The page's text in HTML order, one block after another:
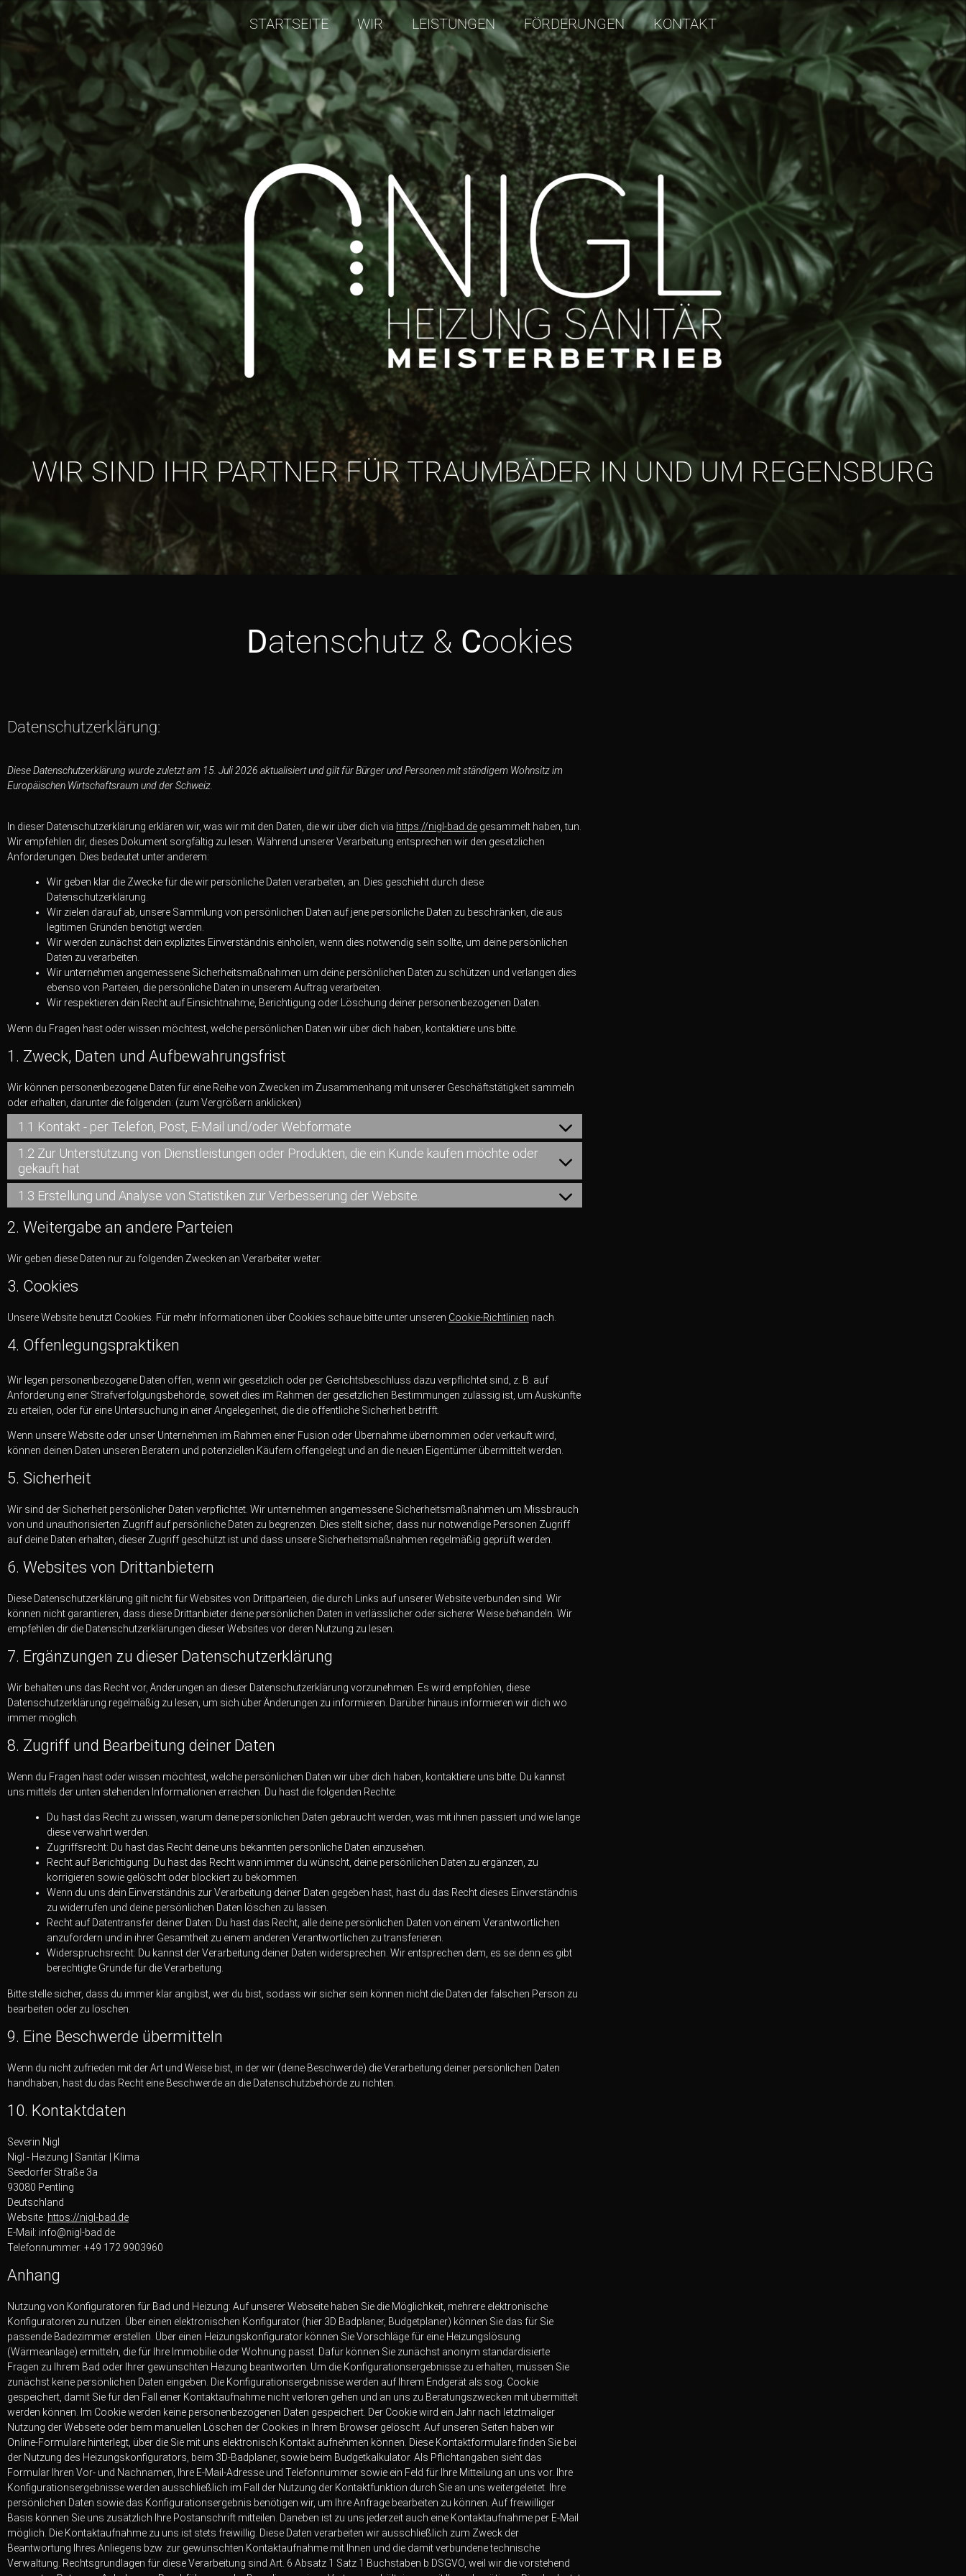
STARTSEITE WIR LEISTUNGEN FÖRDERUNGEN KONTAKT
WIR SIND IHR PARTNER FÜR TRAUMBÄDER IN UND UM REGENSBURG
Datenschutz & Cookies
Datenschutzerklärung:
Diese Datenschutzerklärung wurde zuletzt am 15. Juli 2026 aktualisiert und gilt für Bürger und Personen mit ständigem Wohnsitz im
Europäischen Wirtschaftsraum und der Schweiz.
In dieser Datenschutzerklärung erklären wir, was wir mit den Daten, die wir über dich via https://nigl-bad.de gesammelt haben, tun.
Wir empfehlen dir, dieses Dokument sorgfältig zu lesen. Während unserer Verarbeitung entsprechen wir den gesetzlichen
Anforderungen. Dies bedeutet unter anderem:
Wir geben klar die Zwecke für die wir persönliche Daten verarbeiten, an. Dies geschieht durch diese
Datenschutzerklärung.
Wir zielen darauf ab, unsere Sammlung von persönlichen Daten auf jene persönliche Daten zu beschränken, die aus
legitimen Gründen benötigt werden.
Wir werden zunächst dein explizites Einverständnis einholen, wenn dies notwendig sein sollte, um deine persönlichen
Daten zu verarbeiten.
Wir unternehmen angemessene Sicherheitsmaßnahmen um deine persönlichen Daten zu schützen und verlangen dies
ebenso von Parteien, die persönliche Daten in unserem Auftrag verarbeiten.
Wir respektieren dein Recht auf Einsichtnahme, Berichtigung oder Löschung deiner personenbezogenen Daten.
Wenn du Fragen hast oder wissen möchtest, welche persönlichen Daten wir über dich haben, kontaktiere uns bitte.
1. Zweck, Daten und Aufbewahrungsfrist
Wir können personenbezogene Daten für eine Reihe von Zwecken im Zusammenhang mit unserer Geschäftstätigkeit sammeln
oder erhalten, darunter die folgenden: (zum Vergrößern anklicken)
1.1 Kontakt - per Telefon, Post, E-Mail und/oder Webformate
1.2 Zur Unterstützung von Dienstleistungen oder Produkten, die ein Kunde kaufen möchte oder
gekauft hat
1.3 Erstellung und Analyse von Statistiken zur Verbesserung der Website.
2. Weitergabe an andere Parteien
Wir geben diese Daten nur zu folgenden Zwecken an Verarbeiter weiter:
3. Cookies
Unsere Website benutzt Cookies. Für mehr Informationen über Cookies schaue bitte unter unseren Cookie-Richtlinien nach.
4. Offenlegungspraktiken
Wir legen personenbezogene Daten offen, wenn wir gesetzlich oder per Gerichtsbeschluss dazu verpflichtet sind, z. B. auf
Anforderung einer Strafverfolgungsbehörde, soweit dies im Rahmen der gesetzlichen Bestimmungen zulässig ist, um Auskünfte
zu erteilen, oder für eine Untersuchung in einer Angelegenheit, die die öffentliche Sicherheit betrifft.
Wenn unsere Website oder unser Unternehmen im Rahmen einer Fusion oder Übernahme übernommen oder verkauft wird,
können deinen Daten unseren Beratern und potenziellen Käufern offengelegt und an die neuen Eigentümer übermittelt werden.
5. Sicherheit
Wir sind der Sicherheit persönlicher Daten verpflichtet. Wir unternehmen angemessene Sicherheitsmaßnahmen um Missbrauch
von und unauthorisierten Zugriff auf persönliche Daten zu begrenzen. Dies stellt sicher, dass nur notwendige Personen Zugriff
auf deine Daten erhalten, dieser Zugriff geschützt ist und dass unsere Sicherheitsmaßnahmen regelmäßig geprüft werden.
6. Websites von Drittanbietern
Diese Datenschutzerklärung gilt nicht für Websites von Drittparteien, die durch Links auf unserer Website verbunden sind. Wir
können nicht garantieren, dass diese Drittanbieter deine persönlichen Daten in verlässlicher oder sicherer Weise behandeln. Wir
empfehlen dir die Datenschutzerklärungen dieser Websites vor deren Nutzung zu lesen.
7. Ergänzungen zu dieser Datenschutzerklärung
Wir behalten uns das Recht vor, Änderungen an dieser Datenschutzerklärung vorzunehmen. Es wird empfohlen, diese
Datenschutzerklärung regelmäßig zu lesen, um sich über Änderungen zu informieren. Darüber hinaus informieren wir dich wo
immer möglich.
8. Zugriff und Bearbeitung deiner Daten
Wenn du Fragen hast oder wissen möchtest, welche persönlichen Daten wir über dich haben, kontaktiere uns bitte. Du kannst
uns mittels der unten stehenden Informationen erreichen. Du hast die folgenden Rechte:
Du hast das Recht zu wissen, warum deine persönlichen Daten gebraucht werden, was mit ihnen passiert und wie lange
diese verwahrt werden.
Zugriffsrecht: Du hast das Recht deine uns bekannten persönliche Daten einzusehen.
Recht auf Berichtigung: Du hast das Recht wann immer du wünscht, deine persönlichen Daten zu ergänzen, zu
korrigieren sowie gelöscht oder blockiert zu bekommen.
Wenn du uns dein Einverständnis zur Verarbeitung deiner Daten gegeben hast, hast du das Recht dieses Einverständnis
zu widerrufen und deine persönlichen Daten löschen zu lassen.
Recht auf Datentransfer deiner Daten: Du hast das Recht, alle deine persönlichen Daten von einem Verantwortlichen
anzufordern und in ihrer Gesamtheit zu einem anderen Verantwortlichen zu transferieren.
Widerspruchsrecht: Du kannst der Verarbeitung deiner Daten widersprechen. Wir entsprechen dem, es sei denn es gibt
berechtigte Gründe für die Verarbeitung.
Bitte stelle sicher, dass du immer klar angibst, wer du bist, sodass wir sicher sein können nicht die Daten der falschen Person zu
bearbeiten oder zu löschen.
9. Eine Beschwerde übermitteln
Wenn du nicht zufrieden mit der Art und Weise bist, in der wir (deine Beschwerde) die Verarbeitung deiner persönlichen Daten
handhaben, hast du das Recht eine Beschwerde an die Datenschutzbehörde zu richten.
10. Kontaktdaten
Severin Nigl
Nigl - Heizung | Sanitär | Klima
Seedorfer Straße 3a
93080 Pentling
Deutschland
Website: https://nigl-bad.de
E-Mail: info@nigl-bad.de
Telefonnummer: +49 172 9903960
Anhang
Nutzung von Konfiguratoren für Bad und Heizung: Auf unserer Webseite haben Sie die Möglichkeit, mehrere elektronische
Konfiguratoren zu nutzen. Über einen elektronischen Konfigurator (hier 3D Badplaner, Budgetplaner) können Sie das für Sie
passende Badezimmer erstellen. Über einen Heizungskonfigurator können Sie Vorschläge für eine Heizungslösung
(Wärmeanlage) ermitteln, die für Ihre Immobilie oder Wohnung passt. Dafür können Sie zunächst anonym standardisierte
Fragen zu Ihrem Bad oder Ihrer gewünschten Heizung beantworten. Um die Konfigurationsergebnisse zu erhalten, müssen Sie
zunächst keine persönlichen Daten eingeben. Die Konfigurationsergebnisse werden auf Ihrem Endgerät als sog. Cookie
gespeichert, damit Sie für den Fall einer Kontaktaufnahme nicht verloren gehen und an uns zu Beratungszwecken mit übermittelt
werden können. Im Cookie werden keine personenbezogenen Daten gespeichert. Der Cookie wird ein Jahr nach letztmaliger
Nutzung der Webseite oder beim manuellen Löschen der Cookies in Ihrem Browser gelöscht. Auf unseren Seiten haben wir
Online-Formulare hinterlegt, über die Sie mit uns elektronisch Kontakt aufnehmen können. Diese Kontaktformulare finden Sie bei
der Nutzung des Heizungskonfigurators, beim 3D-Badplaner, sowie beim Budgetkalkulator. Als Pflichtangaben sieht das
Formular Ihren Vor- und Nachnamen, Ihre E-Mail-Adresse und Telefonnummer sowie ein Feld für Ihre Mitteilung an uns vor. Ihre
Konfigurationsergebnisse werden ausschließlich im Fall der Nutzung der Kontaktfunktion durch Sie an uns weitergeleitet. Ihre
persönlichen Daten sowie das Konfigurationsergebnis benötigen wir, um Ihre Anfrage bearbeiten zu können. Auf freiwilliger
Basis können Sie uns zusätzlich Ihre Postanschrift mitteilen. Daneben ist zu uns jederzeit auch eine Kontaktaufnahme per E-Mail
möglich. Die Kontaktaufnahme zu uns ist stets freiwillig. Diese Daten verarbeiten wir ausschließlich zum Zweck der
Beantwortung Ihres Anliegens bzw. zur gewünschten Kontaktaufnahme mit Ihnen und die damit verbundene technische
Verwaltung. Rechtsgrundlagen für diese Verarbeitung sind Art. 6 Absatz 1 Satz 1 Buchstaben b DSGVO, weil wir die vorstehend